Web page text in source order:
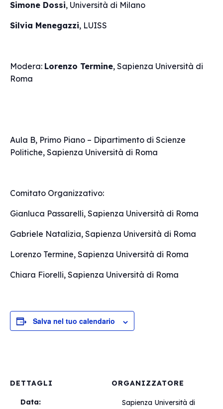
Simone Dossi, Università di Milano
Silvia Menegazzi, LUISS
Modera: Lorenzo Termine, Sapienza Università di
Roma
Aula B, Primo Piano – Dipartimento di Scienze
Politiche, Sapienza Università di Roma
Comitato Organizzativo:
Gianluca Passarelli, Sapienza Università di Roma
Gabriele Natalizia, Sapienza Università di Roma
Lorenzo Termine, Sapienza Università di Roma
Chiara Fiorelli, Sapienza Università di Roma
Salva nel tuo calendario
DETTAGLI
Data:
ORGANIZZATORE
Sapienza Università di